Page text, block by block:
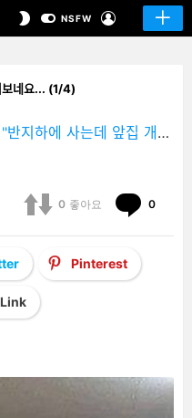
SWITCHNSFW
(1/4)
"반지하에 사는데 앞집 개새끼가 자꾸 훔쳐보네요…"
0 좋아요 0
Pinterest